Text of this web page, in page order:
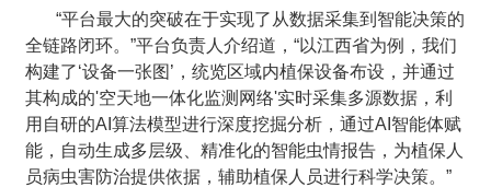
“平台最大的突破在于实现了从数据采集到智能决策的
全链路闭环。”平台负责人介绍道，“以江西省为例，我们
构建了‘设备一张图’，统览区域内植保设备布设，并通过
其构成的'空天地一体化监测网络'实时采集多源数据，利
用自研的AI算法模型进行深度挖掘分析，通过AI智能体赋
能，自动生成多层级、精准化的智能虫情报告，为植保人
员病虫害防治提供依据，辅助植保人员进行科学决策。”